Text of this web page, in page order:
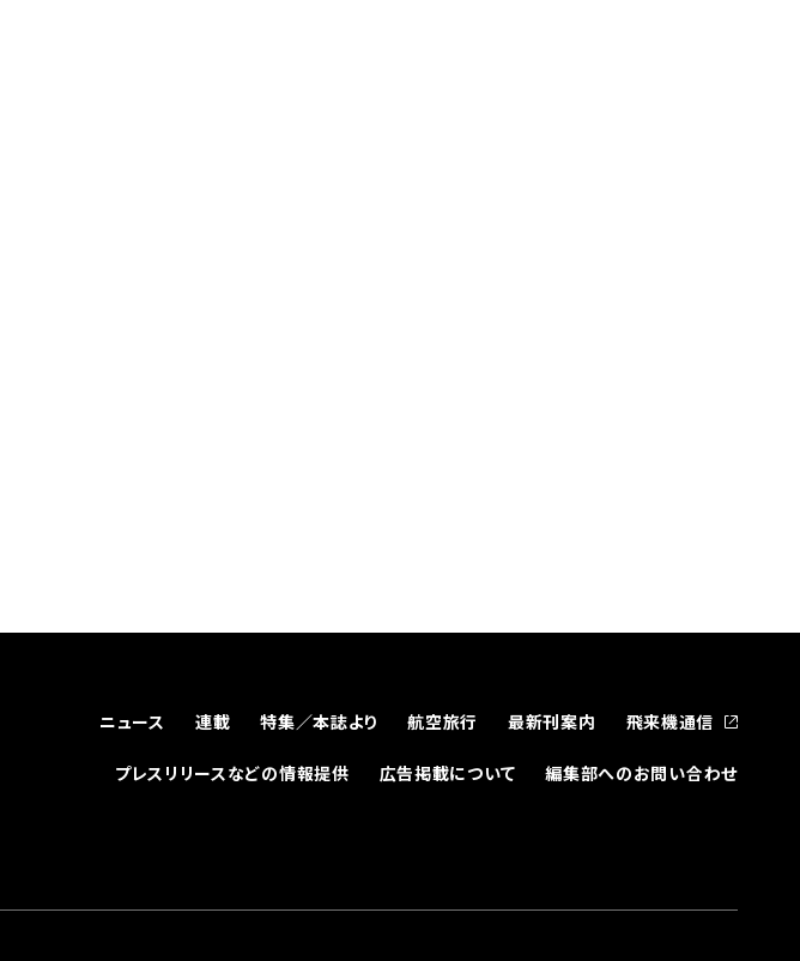
ニュース 連載 特集／本誌より 航空旅行 最新刊案内 飛来機通信
プレスリリースなどの情報提供 広告掲載について 編集部へのお問い合わせ